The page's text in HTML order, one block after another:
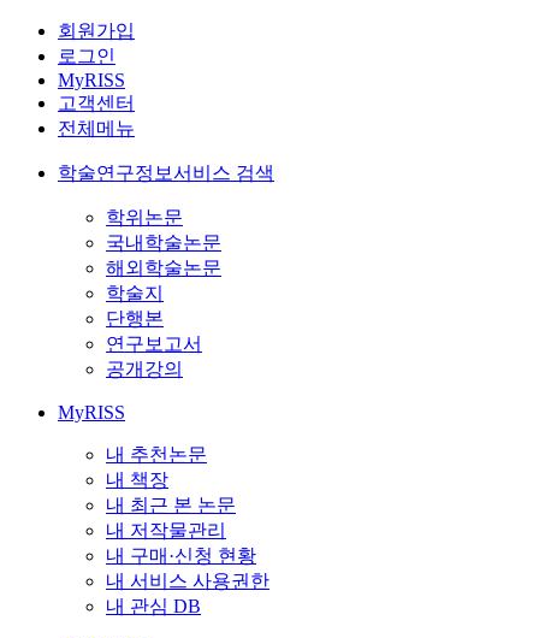
회원가입
로그인
MyRISS
고객센터
전체메뉴
학술연구정보서비스 검색
학위논문
국내학술논문
해외학술논문
학술지
단행본
연구보고서
공개강의
MyRISS
내 추천논문
내 책장
내 최근 본 논문
내 저작물관리
내 구매·신청 현황
내 서비스 사용권한
내 관심 DB